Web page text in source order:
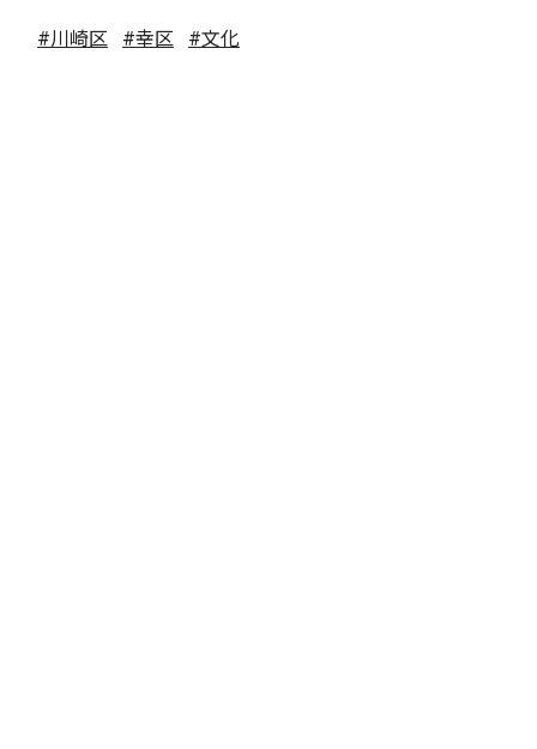
#川崎区 #幸区 #文化